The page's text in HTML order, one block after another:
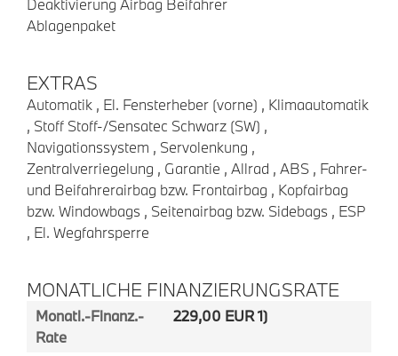
Ablagenpaket
EXTRAS
Automatik , El. Fensterheber (vorne) , Klimaautomatik
, Stoff Stoff-/Sensatec Schwarz (SW) ,
Navigationssystem , Servolenkung ,
Zentralverriegelung , Garantie , Allrad , ABS , Fahrer-
und Beifahrerairbag bzw. Frontairbag , Kopfairbag
bzw. Windowbags , Seitenairbag bzw. Sidebags , ESP
, El. Wegfahrsperre
MONATLICHE FINANZIERUNGSRATE
Monatl.-Finanz.-
Rate
229,00 EUR 1)